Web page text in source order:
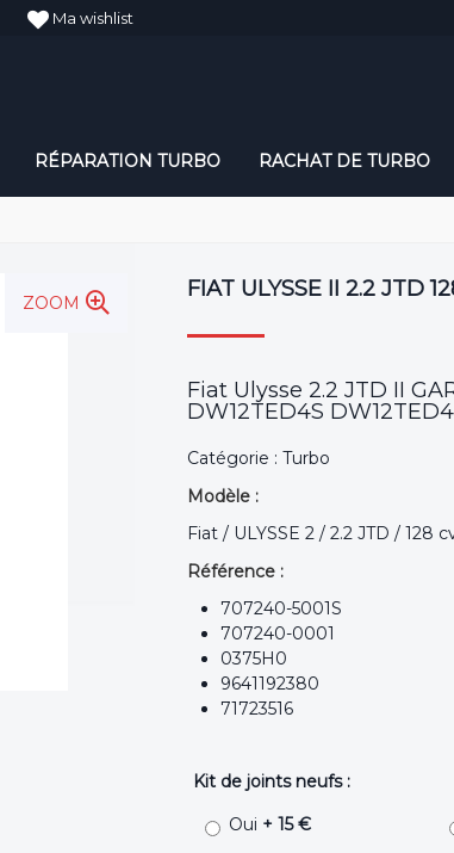
RÉPARATION TURBO RACHAT DE TURBO
ZOOM
FIAT ULYSSE II 2.2 JTD
Fiat Ulysse 2.2 JTD II
DW12TED4S
Catégorie : Turbo
Modèle :
Fiat / ULYSSE 2 / 2.2 JTD / 128
Référence :
707240-5001S
707240-0001
0375H0
9641192380
71723516
Kit de joints neufs :
Oui + 15 €
Ma wishlist